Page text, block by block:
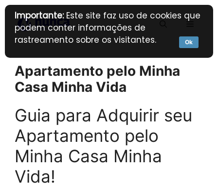
Pular
para
conteúdo
Apartamento pelo Minha
Casa Minha Vida
Guia para Adquirir seu
Apartamento pelo
Minha Casa Minha
Vida!
Importante:Este site faz uso de cookies que
podem conter informações de
rastreamento sobre os visitantes.
Ok